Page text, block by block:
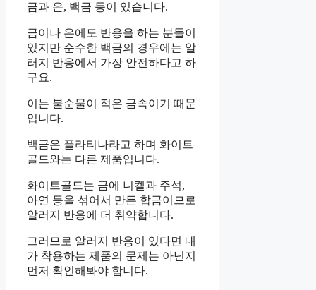
금과 은, 백금 등이 있습니다.
금이나 은에도 반응을 하는 분들이
있지만 순수한 백금의 경우에는 알
러지 반응에서 가장 안전하다고 하
구요.
이는 불순물이 적은 금속이기 때문
입니다.
백금은 플라티나라고 하며 화이트
골드와는 다른 제품입니다.
화이트골드는 금에 니켈과 주석,
아연 등을 섞어서 만든 합금이므로
알러지 반응에 더 취약합니다.
그러므로 알러지 반응이 있다면 내
가 착용하는 제품의 문제는 아닌지
먼저 확인해봐야 합니다.